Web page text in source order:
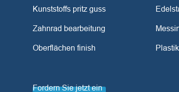
Kunststoffs pritz guss
Zahnrad bearbeitung
Oberflächen finish
Fordern Sie jetzt ein
Plastik